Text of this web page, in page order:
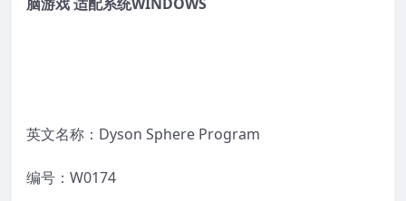
英文名称：Dyson Sphere Program
编号：W0174